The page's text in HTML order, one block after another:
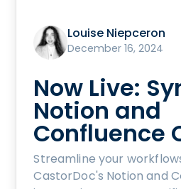
Louise Niepceron
December 16, 2024
Now Live:
Notion and
Confluence
Streamline your
CastorDoc's Notion and